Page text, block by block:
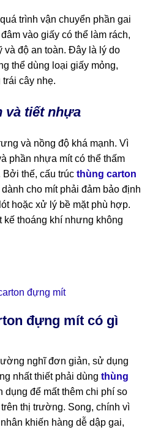
trình vận chuyển phần gai
vào giấy có thể làm rách,
và độ an toàn. Đây là lý do
thể dùng loại giấy mỏng,
cây nhẹ.
và tiết nhựa
và nồng độ khá mạnh. Vì
phần nhựa mít có thể thấm
Bởi thế, cấu trúc thùng carton
cho mít phải đảm bảo định
hoặc xử lý bề mặt phù hợp.
thoáng khí nhưng không
đựng mít có gì
nghĩ đơn giản, sử dụng
nhất thiết phải dùng thùng
dụng để mất thêm chi phí so
thị trường. Song, chính vì
khiến hàng dễ dập gai,